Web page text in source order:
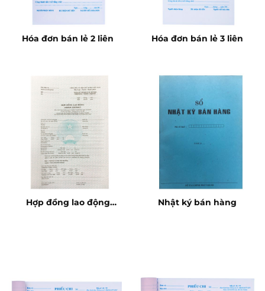
Hóa đơn bán lẻ 2 liên Hóa đơn bán lẻ 3 liên
Hợp đồng lao động
Nhật ký bán hàng